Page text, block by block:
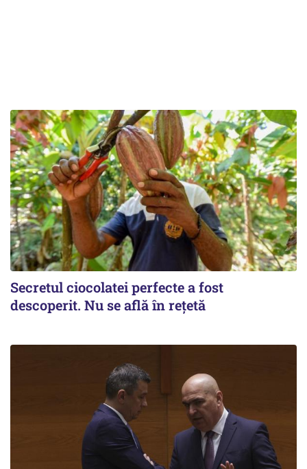
Secretul ciocolatei perfecte a fost
descoperit. Nu se află în rețetă